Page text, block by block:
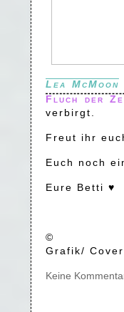
Lea McMoon
Fluch der
verbirgt.
Freut ihr
Euch noch
Eure Betti ♥
©
Grafik/
Keine